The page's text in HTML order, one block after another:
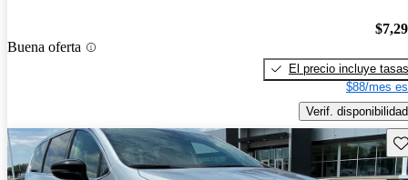
Buena oferta
El precio incluye tasas
$88/mes
Verif. disponibilidad